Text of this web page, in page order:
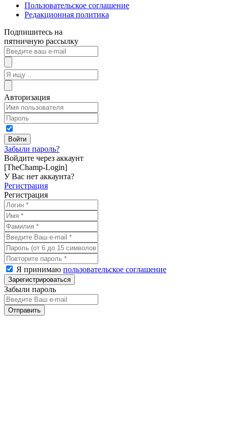
Пользовательское соглашение
Редакционная политика
Подпишитесь на
пятничную рассылку
Авторизация
Забыли пароль?
Войдите через аккаунт
[TheChamp-Login]
У Вас нет аккаунта?
Регистрация
Регистрация
Я принимаю пользовательское соглашение
Забыли пароль